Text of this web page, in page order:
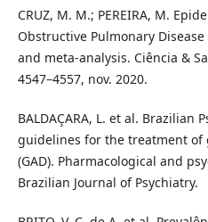
CRUZ, M. M.; PEREIRA, M.
Obstructive Pulmonary
and meta-analysis. Ciência &
4547–4557, nov. 2020.
BALDAÇARA, L. et al. Brazilian
guidelines for the treatment of
(GAD). Pharmacological and
Brazilian Journal of Psychiatry.